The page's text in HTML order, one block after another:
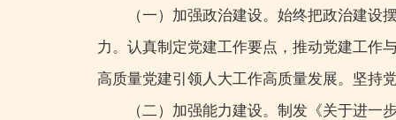
（一）加强政治建设。始终把政治建
力。认真制定党建工作要点，推动党建工作
高质量党建引领人大工作高质量发展。坚持
（二）加强能力建设。制发《关于进